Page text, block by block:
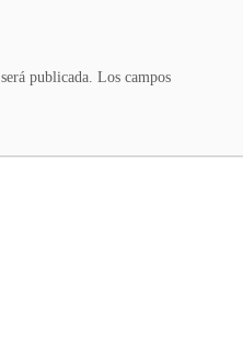
publicada. Los campos